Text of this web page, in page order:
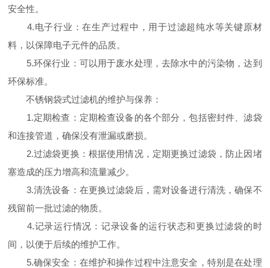
安全性。
4.电子行业：在生产过程中，用于过滤超纯水等关键原材
料，以保障电子元件的品质。
5.环保行业：可以用于废水处理，去除水中的污染物，达到
环保标准。
不锈钢袋式过滤机的维护与保养：
1.定期检查：定期检查设备的各个部分，包括密封件、滤袋
和连接管道，确保没有泄漏或磨损。
2.过滤袋更换：根据使用情况，定期更换过滤袋，防止因堵
塞造成的压力增高和流量减少。
3.清洗设备：在更换过滤袋后，需对设备进行清洗，确保不
残留前一批过滤的物质。
4.记录运行情况：记录设备的运行状态和更换过滤袋的时
间，以便于后续的维护工作。
5.确保安全：在维护和操作过程中注意安全，特别是在处理